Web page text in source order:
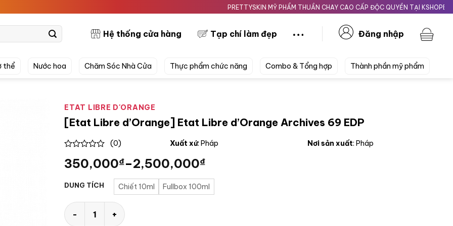
PRETTYSKIN MỸ PHẨM THUẦN CHAY CAO CẤP ĐỘC QUYỀN TẠI KSHOPBEAUTY.VN
Hệ thống cửa hàng Tạp chí làm đẹp Đăng nhập
thể Nước hoa Chăm Sóc Nhà Cửa Thực phẩm chức năng Combo & Tổng hợp Thành phần mỹ phẩm
ETAT LIBRE D'ORANGE
[Etat Libre d’Orange] Etat Libre d’Orange Archives 69 EDP
out
(0) Xuất xứ: Pháp Nơi sản xuất: Pháp
350,000₫–2,500,000₫
DUNG TÍCH Chiết 10ml Fullbox 100ml
[Etat Libre d'Orange] Etat Libre d'Orange Archives 69 EDP số lượng